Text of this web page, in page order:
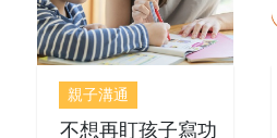
親子溝通
不想再盯孩子寫功